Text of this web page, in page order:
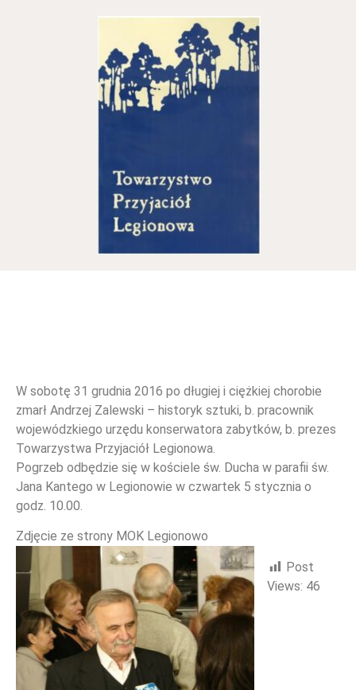
W sobotę 31 grudnia 2016 po długiej i ciężkiej chorobie
zmarł Andrzej Zalewski – historyk sztuki, b. pracownik
wojewódzkiego urzędu konserwatora zabytków, b. prezes
Towarzystwa Przyjaciół Legionowa.
Pogrzeb odbędzie się w kościele św. Ducha w parafii św.
Jana Kantego w Legionowie w czwartek 5 stycznia o
godz. 10.00.
Zdjęcie ze strony MOK Legionowo
Post
Views: 46
WYDARZENIA